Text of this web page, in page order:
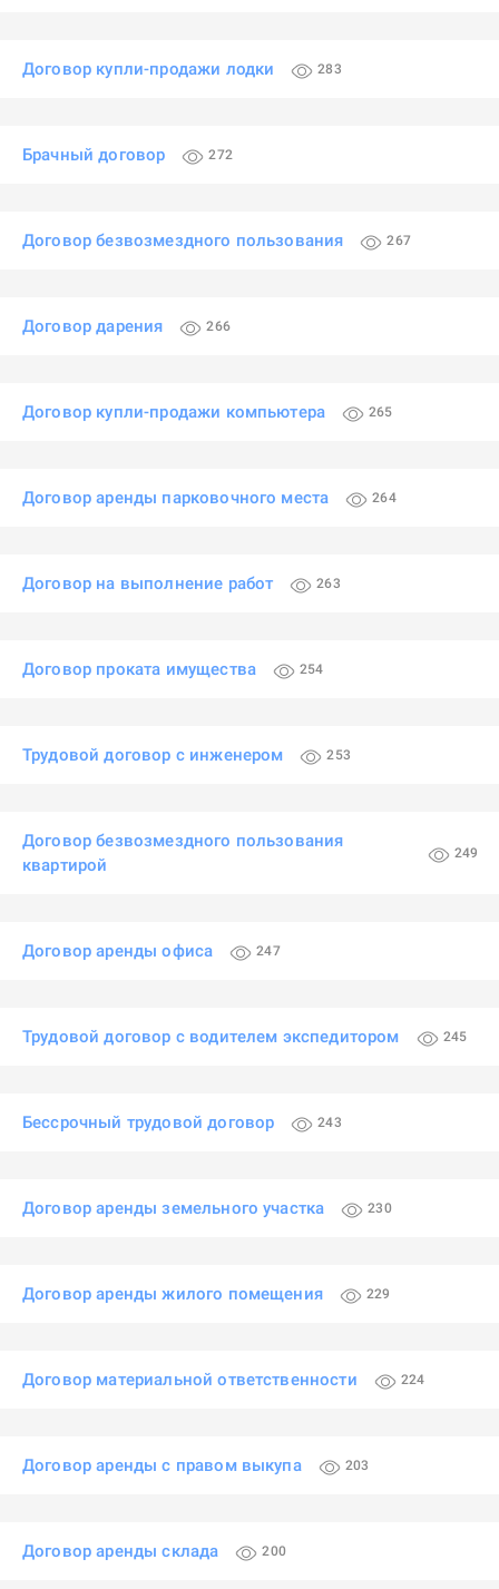
Договор купли-продажи лодки 283
Брачный договор 272
Договор безвозмездного пользования 267
Договор дарения 266
Договор купли-продажи компьютера 265
Договор аренды парковочного места 264
Договор на выполнение работ 263
Договор проката имущества 254
Трудовой договор с инженером 253
Договор безвозмездного пользования
квартирой
249
Договор аренды офиса 247
Трудовой договор с водителем экспедитором 245
Бессрочный трудовой договор 243
Договор аренды земельного участка 230
Договор аренды жилого помещения 229
Договор материальной ответственности 224
Договор аренды с правом выкупа 203
Договор аренды склада 200